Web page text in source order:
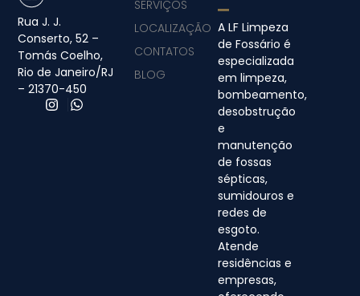
Rua J. J.
Conserto, 52 –
Tomás Coelho,
Rio de Janeiro/RJ
– 21370-450
A LF Limpeza
de Fossário é
especializada
em limpeza,
bombeamento,
desobstrução
e
manutenção
de fossas
sépticas,
sumidouros e
redes de
esgoto.
Atende
residências e
empresas,
SERVIÇOS
LOCALIZAÇÃO
CONTATOS
BLOG